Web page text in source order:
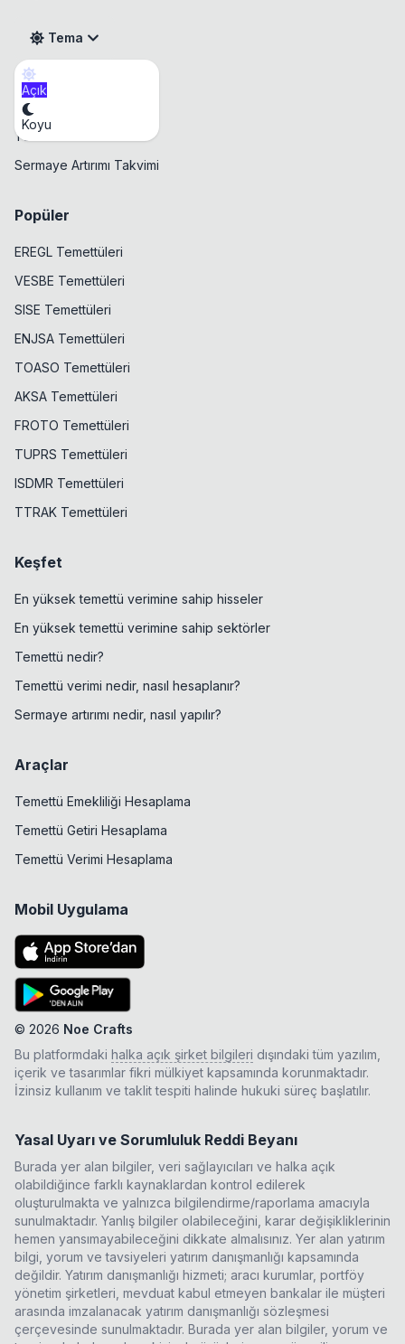
Tema
Açık
Koyu
Takvim
Temettü Takvimi
Sermaye Artırımı Takvimi
Popüler
EREGL Temettüleri
VESBE Temettüleri
SISE Temettüleri
ENJSA Temettüleri
TOASO Temettüleri
AKSA Temettüleri
FROTO Temettüleri
TUPRS Temettüleri
ISDMR Temettüleri
TTRAK Temettüleri
Keşfet
En yüksek temettü verimine sahip hisseler
En yüksek temettü verimine sahip sektörler
Temettü nedir?
Temettü verimi nedir, nasıl hesaplanır?
Sermaye artırımı nedir, nasıl yapılır?
Araçlar
Temettü Emekliliği Hesaplama
Temettü Getiri Hesaplama
Temettü Verimi Hesaplama
Mobil Uygulama
© 2026 Noe Crafts
Bu platformdaki halka açık şirket bilgileri dışındaki tüm yazılım,
içerik ve tasarımlar fikri mülkiyet kapsamında korunmaktadır.
İzinsiz kullanım ve taklit tespiti halinde hukuki süreç başlatılır.
Yasal Uyarı ve Sorumluluk Reddi Beyanı
Burada yer alan bilgiler, veri sağlayıcıları ve halka açık
olabildiğince farklı kaynaklardan kontrol edilerek
oluşturulmakta ve yalnızca bilgilendirme/raporlama amacıyla
sunulmaktadır. Yanlış bilgiler olabileceğini, karar değişikliklerinin
hemen yansımayabileceğini dikkate almalısınız. Yer alan yatırım
bilgi, yorum ve tavsiyeleri yatırım danışmanlığı kapsamında
değildir. Yatırım danışmanlığı hizmeti; aracı kurumlar, portföy
yönetim şirketleri, mevduat kabul etmeyen bankalar ile müşteri
arasında imzalanacak yatırım danışmanlığı sözleşmesi
çerçevesinde sunulmaktadır. Burada yer alan bilgiler, yorum ve